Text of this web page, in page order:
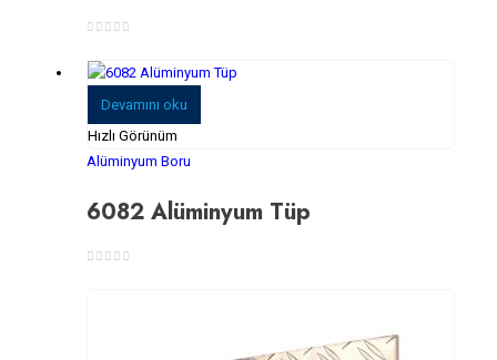
Devamını oku
Hızlı Görünüm
Alüminyum Boru
6082 Alüminyum Tüp